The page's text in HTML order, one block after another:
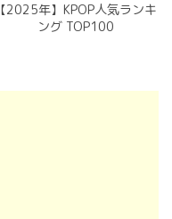
【2025年】KPOP人気ランキ
ング TOP100